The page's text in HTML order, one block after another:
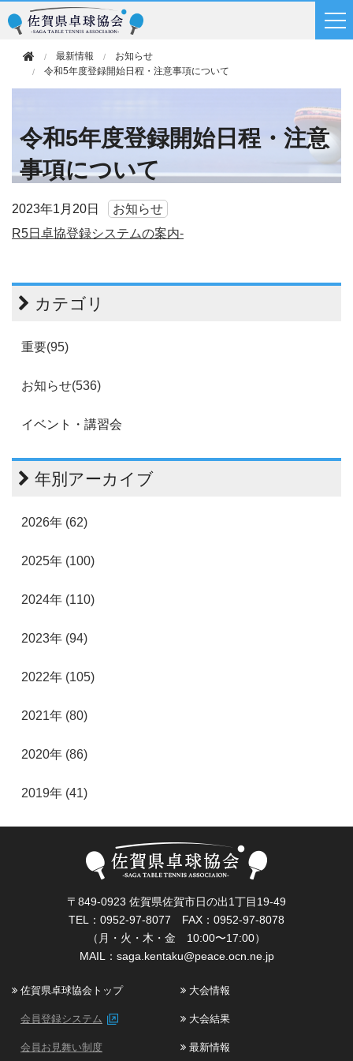
最新情報
お知らせ
令和5年度登録開始日程・注意事項について
令和5年度登録開始日程・注意
事項について
2023年1月20日
お知らせ
R5日卓協登録システムの案内-
カテゴリ
重要(95)
お知らせ(536)
イベント・講習会
年別アーカイブ
2026年 (62)
2025年 (100)
2024年 (110)
2023年 (94)
2022年 (105)
2021年 (80)
2020年 (86)
2019年 (41)
〒849-0923 佐賀県佐賀市日の出1丁目19-49
TEL：0952-97-8077 FAX：0952-97-8078
（月・火・木・金 10:00〜17:00）
MAIL： saga.kentaku@peace.ocn.ne.jp
佐賀県卓球協会トップ
会員登録システム
会員お見舞い制度
大会情報
大会結果
最新情報